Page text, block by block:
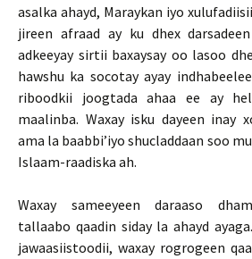
asalka ahayd, Maraykan iyo
jireen afraad ay ku dhex
adkeeyay sirtii baxaysay oo lasoo
hawshu ka socotay ayay
riboodkii joogtada ahaa ee ay
maalinba. Waxay isku dayeen inay
ama la baabbi’iyo shucladdaan soo
Islaam-raadiska ah.
Waxay sameeyeen daraaso
tallaabo qaadin siday la ahayd
jawaasiistoodii, waxay rogrogeen